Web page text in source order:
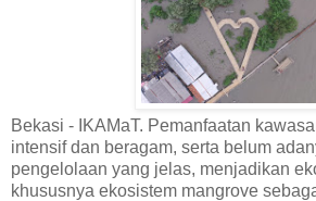
Bekasi - IKAMaT. Pemanfaatan
intensif dan beragam, serta belum
pengelolaan yang jelas, menjadikan
khususnya ekosistem mangrove